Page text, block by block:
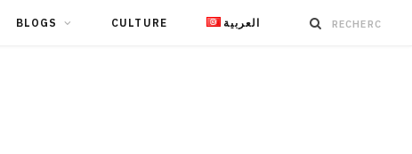
BLOGS CULTURE العربية